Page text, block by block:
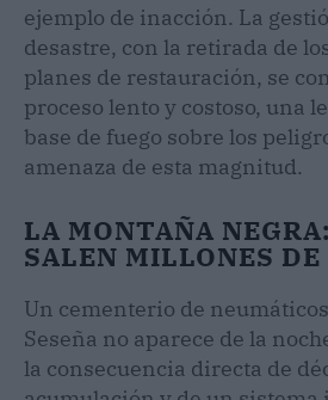
ejemplo de inacción. La
desastre, con la retirada de
planes de restauración, se
proceso lento y costoso, una
base de fuego sobre los
amenaza de esta magnitud.
LA MONTAÑA
SALEN MILLONES DE
Un cementerio de
Seseña no aparece de la
la consecuencia directa de